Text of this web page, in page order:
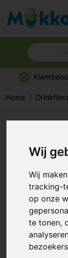
Wij
Wij
tracking-
op onze
te tonen,
Home